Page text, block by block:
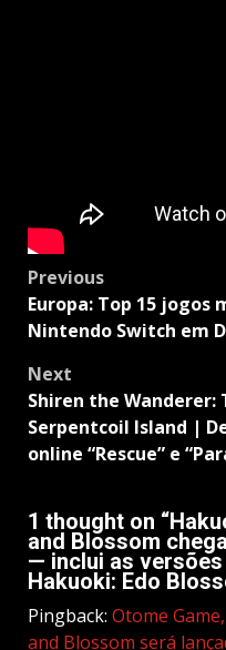
Post
navigation
Previous
Europa: Top 15 jogos
Nintendo Switch em
Next
Shiren the
Serpentcoil Island |
online “Rescue” e
1 thought on “
and Blossom
— inclui as
Hakuoki: Edo
Pingback: Otome
and Blossom será